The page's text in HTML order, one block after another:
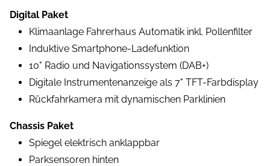
Digital Paket
Klimaanlage Fahrerhaus Automatik inkl. Pollenfilter
Induktive Smartphone-Ladefunktion
10" Radio und Navigationssystem (DAB+)
Digitale Instrumentenanzeige als 7" TFT-Farbdisplay
Rückfahrkamera mit dynamischen Parklinien
Chassis Paket
Spiegel elektrisch anklappbar
Parksensoren hinten